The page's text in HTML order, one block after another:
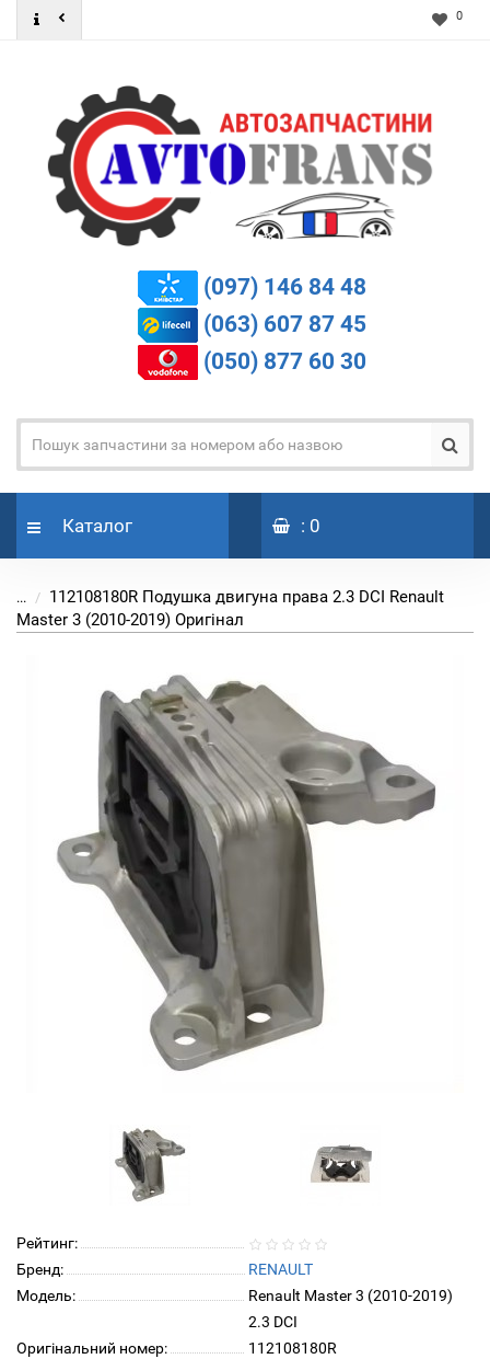
0
(097) 146 84 48
(063) 607 87 45
(050) 877 60 30
Каталог : 0
...
112108180R Подушка двигуна права 2.3 DCI Renault
Master 3 (2010-2019) Оригінал
Рейтинг:
Бренд:
RENAULT
Модель:
Renault Master 3 (2010-2019)
2.3 DCI
Оригінальний номер:
112108180R